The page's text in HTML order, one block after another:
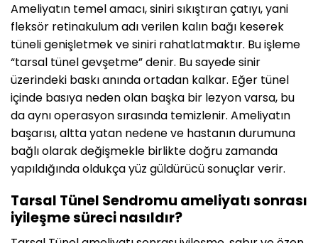
Ameliyatın temel amacı, siniri sıkıştıran çatıyı, yani
fleksör retinakulum adı verilen kalın bağı keserek
tüneli genişletmek ve siniri rahatlatmaktır. Bu işleme
“tarsal tünel gevşetme” denir. Bu sayede sinir
üzerindeki baskı anında ortadan kalkar. Eğer tünel
içinde basıya neden olan başka bir lezyon varsa, bu
da aynı operasyon sırasında temizlenir. Ameliyatın
başarısı, altta yatan nedene ve hastanın durumuna
bağlı olarak değişmekle birlikte doğru zamanda
yapıldığında oldukça yüz güldürücü sonuçlar verir.
Tarsal Tünel Sendromu ameliyatı sonrası
iyileşme süreci nasıldır?